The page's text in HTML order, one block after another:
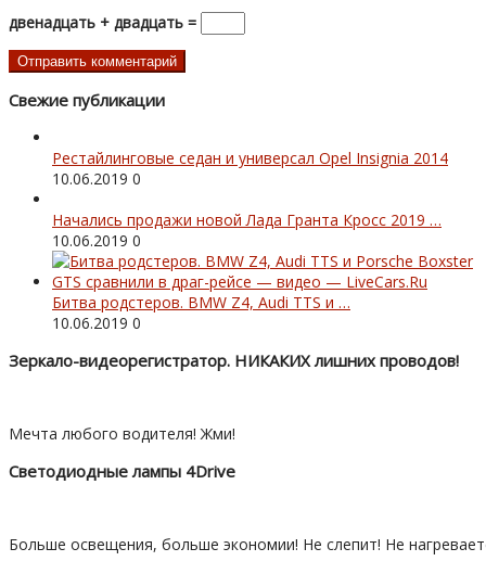
двенадцать + двадцать =
Свежие публикации
Рестайлинговые седан и универсал Opel Insignia 2014
10.06.2019 0
Начались продажи новой Лада Гранта Кросс 2019 …
10.06.2019 0
Битва родстеров. BMW Z4, Audi TTS и …
10.06.2019 0
Зеркало-видеорегистратор. НИКАКИХ лишних проводов!
Мечта любого водителя! Жми!
Светодиодные лампы 4Drive
Больше освещения, больше экономии! Не слепит! Не